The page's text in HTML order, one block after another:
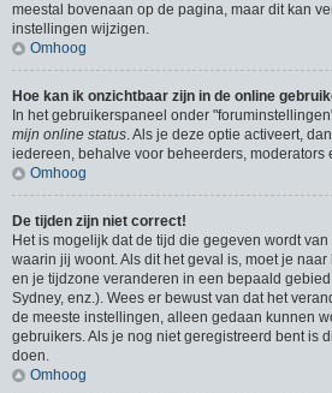
meestal bovenaan op de pagina, maar dit kan
instellingen wijzigen.
Omhoog
Hoe kan ik onzichtbaar zijn in de online
In het gebruikerspaneel onder
mijn online status. Als je deze optie activeert,
iedereen, behalve voor beheerders, moderators
Omhoog
De tijden zijn niet correct!
Het is mogelijk dat de tijd die gegeven wordt
waarin jij woont. Als dit het geval is, moet je
en je tijdzone veranderen in een bepaald
Sydney, enz.). Wees er bewust van dat het
de meeste instellingen, alleen gedaan kunnen
gebruikers. Als je nog niet geregistreerd bent is
doen.
Omhoog